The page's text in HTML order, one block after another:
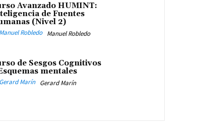
Avanzado HUMINT:
de Fuentes
(Nivel 2)
Manuel Robledo
de Sesgos Cognitivos
mentales
Gerard Marín